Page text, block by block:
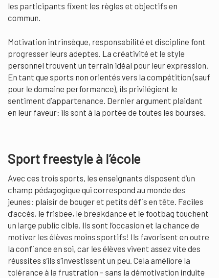
les participants fixent les règles et objectifs en
commun.
Motivation intrinsèque, responsabilité et discipline font
progresser leurs adeptes. La créativité et le style
personnel trouvent un terrain idéal pour leur expression.
En tant que sports non orientés vers la compétition (sauf
pour le domaine performance), ils privilégient le
sentiment d’appartenance. Dernier argument plaidant
en leur faveur: ils sont à la portée de toutes les bourses.
Sport freestyle à l’école
Avec ces trois sports, les enseignants disposent d’un
champ pédagogique qui correspond au monde des
jeunes: plaisir de bouger et petits défis en tête. Faciles
d’accès, le frisbee, le breakdance et le footbag touchent
un large public cible. Ils sont l’occasion et la chance de
motiver les élèves moins sportifs! Ils favorisent en outre
la confiance en soi, car les élèves vivent assez vite des
réussites s’ils s’investissent un peu. Cela améliore la
tolérance à la frustration – sans la démotivation induite